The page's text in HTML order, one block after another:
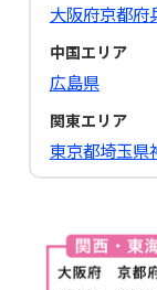
大阪府京都府
中国エリア
広島県
関東エリア
東京都埼玉県